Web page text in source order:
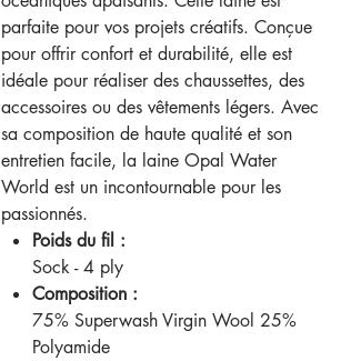
parfaite pour vos projets créatifs. Conçue
pour offrir confort et durabilité, elle est
idéale pour réaliser des chaussettes, des
accessoires ou des vêtements légers. Avec
sa composition de haute qualité et son
entretien facile, la laine Opal Water
World est un incontournable pour les
passionnés.
Poids du fil :
Sock - 4 ply
Composition :
75% Superwash Virgin Wool 25%
Polyamide